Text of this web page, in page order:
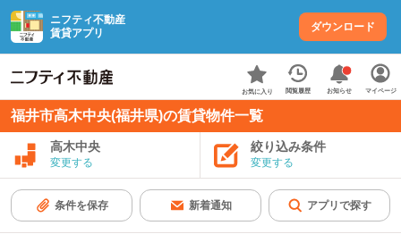
ニフティ不動産
賃貸アプリ
ダウンロード
お気に入り 閲覧履歴 お知らせ マイページ
福井市高木中央(福井県)の賃貸物件一覧
高木中央
変更する
絞り込み条件
変更する
条件を保存 新着通知 アプリで探す